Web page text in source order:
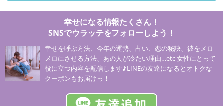
幸せになる情報たくさん！
SNSでウラッテをフォローしよう！
幸せを呼ぶ方法、今年の運勢、占い、恋の秘訣、彼をメロ
メロにさせる方法、あの人が冷たい理由…etc 女性にとって
役に立つ内容を配信します♪LINEの友達になるとオトクな
クーポンもお届けっ！